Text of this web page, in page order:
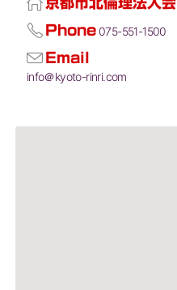
Phone 075-551-1500
Email
info＠kyoto-rinri.com